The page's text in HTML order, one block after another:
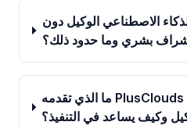
الاصطناعي الوكيل دون
بشري وما حدود ذلك؟
ما الذي تقدمه PlusClouds لدعم الذكاء
وكيف يساعد في التنفيذ؟